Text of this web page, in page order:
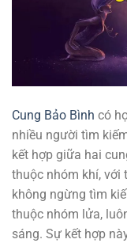
Cung Bảo Bình có
nhiều người tìm
kết hợp giữa hai
thuộc nhóm khí, với
không ngừng tìm
thuộc nhóm lửa,
sáng. Sự kết hợp